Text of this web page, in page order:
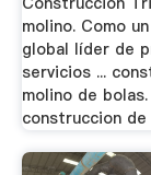
molino. Como
global líder de
servicios ...
molino de bolas.
construccion de